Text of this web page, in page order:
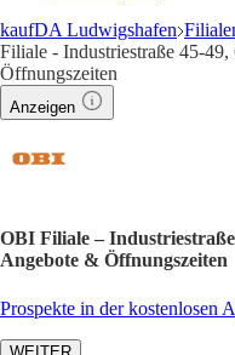
kaufDA Ludwigshafen
Filiale - Industriestraße 45-
Öffnungszeiten
Anzeigen
OBI Filiale –
Angebote & Öffnungszeiten
Prospekte in der kostenlosen